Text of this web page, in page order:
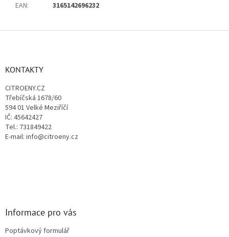
EAN: 3165142696232
KONTAKTY
CITROENY.CZ
Třebíčská 1678/60
594 01 Velké Meziříčí
IČ: 45642427
Tel.: 731849422
E-mail: info@citroeny.cz
Informace pro vás
Poptávkový formulář